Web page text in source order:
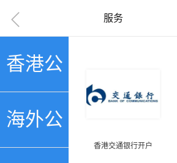
服务
香港公
司注册
海外公
香港交通银行开户